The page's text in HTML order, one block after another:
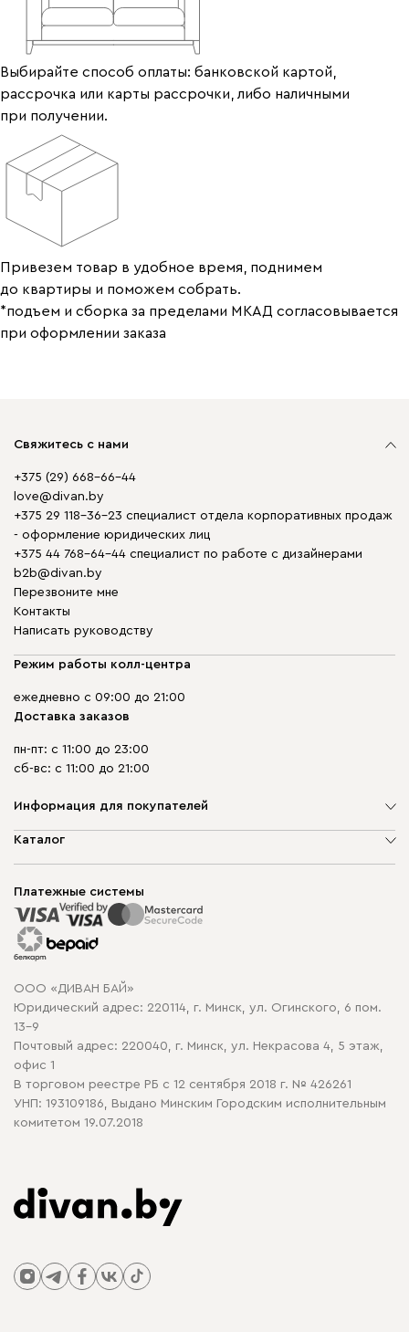
Выбирайте способ оплаты: банковской картой,
рассрочка или карты рассрочки, либо наличными
при получении.
Привезем товар в удобное время, поднимем
до квартиры и поможем собрать.
*подъем и сборка за пределами МКАД согласовывается
при оформлении заказа
Свяжитесь с нами
+375 (29) 668-66-44
love@divan.by
+375 29 118-36-23 специалист отдела корпоративных продаж
- оформление юридических лиц
+375 44 768-64-44 специалист по работе с дизайнерами
b2b@divan.by
Перезвоните мне
Контакты
Написать руководству
Режим работы колл-центра
ежедневно с 09:00 до 21:00
Доставка заказов
пн-пт: с 11:00 до 23:00
сб-вс: с 11:00 до 21:00
Информация для покупателей
О компании
Способы оплаты
Рассрочка и кредит
Гарантия
Карта сайта
Политика конфиденциальности
Политика в отношении обработки cookie
Каталог
Корпусная мебель
Распродажа мебели
Платежные системы
ООО «ДИВАН БАЙ»
Юридический адрес: 220114, г. Минск, ул. Огинского, 6 пом.
13-9
Почтовый адрес: 220040, г. Минск, ул. Некрасова 4, 5 этаж,
офис 1
В торговом реестре РБ с 12 сентября 2018 г. № 426261
УНП: 193109186, Выдано Минским Городским исполнительным
комитетом 19.07.2018